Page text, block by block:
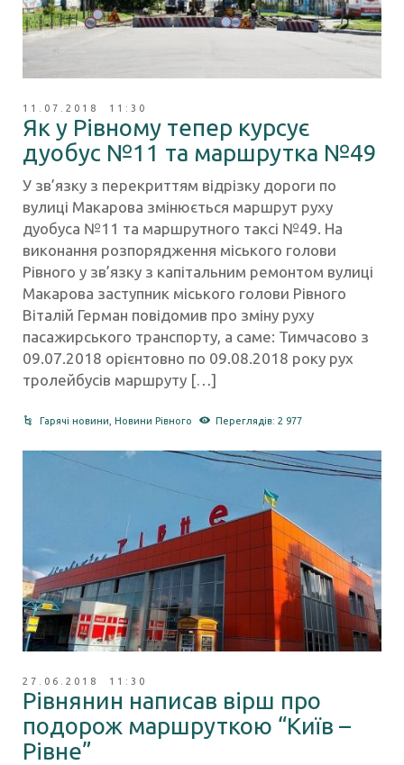
11.07.2018 11:30
Як у Рівному тепер курсує
дуобус №11 та маршрутка №49
У зв’язку з перекриттям відрізку дороги по
вулиці Макарова змінюється маршрут руху
дуобуса №11 та маршрутного таксі №49. На
виконання розпорядження міського голови
Рівного у зв’язку з капітальним ремонтом вулиці
Макарова заступник міського голови Рівного
Віталій Герман повідомив про зміну руху
пасажирського транспорту, а саме: Тимчасово з
09.07.2018 орієнтовно по 09.08.2018 року рух
тролейбусів маршруту […]
Гарячі новини ,Новини Рівного Переглядів: 2 977
27.06.2018 11:30
Рівнянин написав вірш про
подорож маршруткою “Київ –
Рівне”